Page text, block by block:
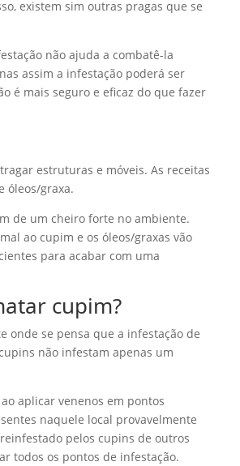
existem sim outras pragas que se
não ajuda a combatê-la
assim a infestação poderá ser
é mais seguro e eficaz do que fazer
estruturas e móveis. As receitas
óleos/graxa.
de um cheiro forte no ambiente.
ao cupim e os óleos/graxas vão
para acabar com uma
cupim?
onde se pensa que a infestação de
não infestam apenas um
aplicar venenos em pontos
naquele local provavelmente
pelos cupins de outros
todos os pontos de infestação.